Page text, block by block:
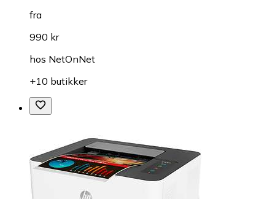
fra
990 kr
hos NetOnNet
+10 butikker